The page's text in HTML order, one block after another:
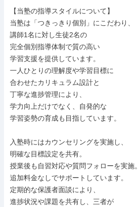
【当塾の指導スタイルについて】
当塾は「つきっきり個別」にこだわり、
講師1名に対し生徒2名の
完全個別指導体制で質の高い
学習支援を提供しています。
一人ひとりの理解度や学習目標に
合わせたカリキュラム設計と
丁寧な進捗管理により、
学力向上だけでなく、自発的な
学習姿勢の育成も目指しています。
入塾時にはカウンセリングを実施し、
明確な目標設定を共有。
授業後も自習対応や質問フォローを実施。
追加料金なしでサポートしています。
定期的な保護者面談により、
進捗状況や課題を共有し、三者が